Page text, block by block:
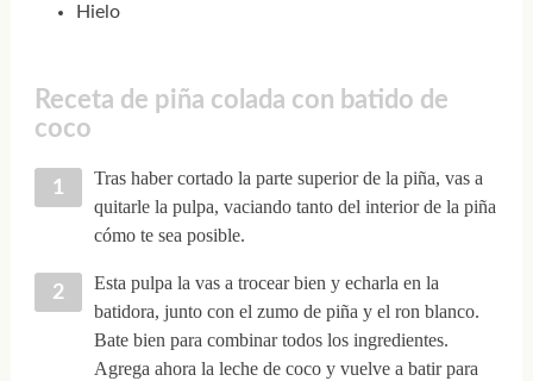
Hielo
Receta de piña colada con batido de
coco
Tras haber cortado la parte superior de la piña, vas a
quitarle la pulpa, vaciando tanto del interior de la piña
cómo te sea posible.
Esta pulpa la vas a trocear bien y echarla en la
batidora, junto con el zumo de piña y el ron blanco.
Bate bien para combinar todos los ingredientes.
Agrega ahora la leche de coco y vuelve a batir para